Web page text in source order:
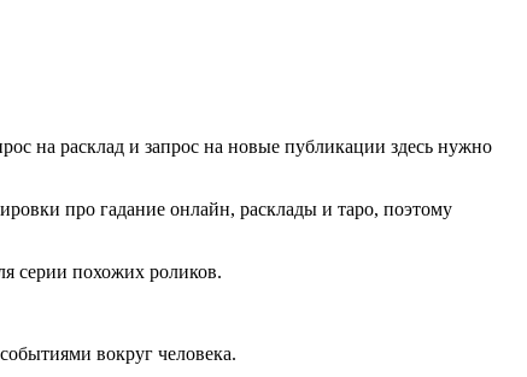
на расклад и запрос на новые публикации здесь нужно
про гадание онлайн, расклады и таро, поэтому
серии похожих роликов.
вокруг человека.